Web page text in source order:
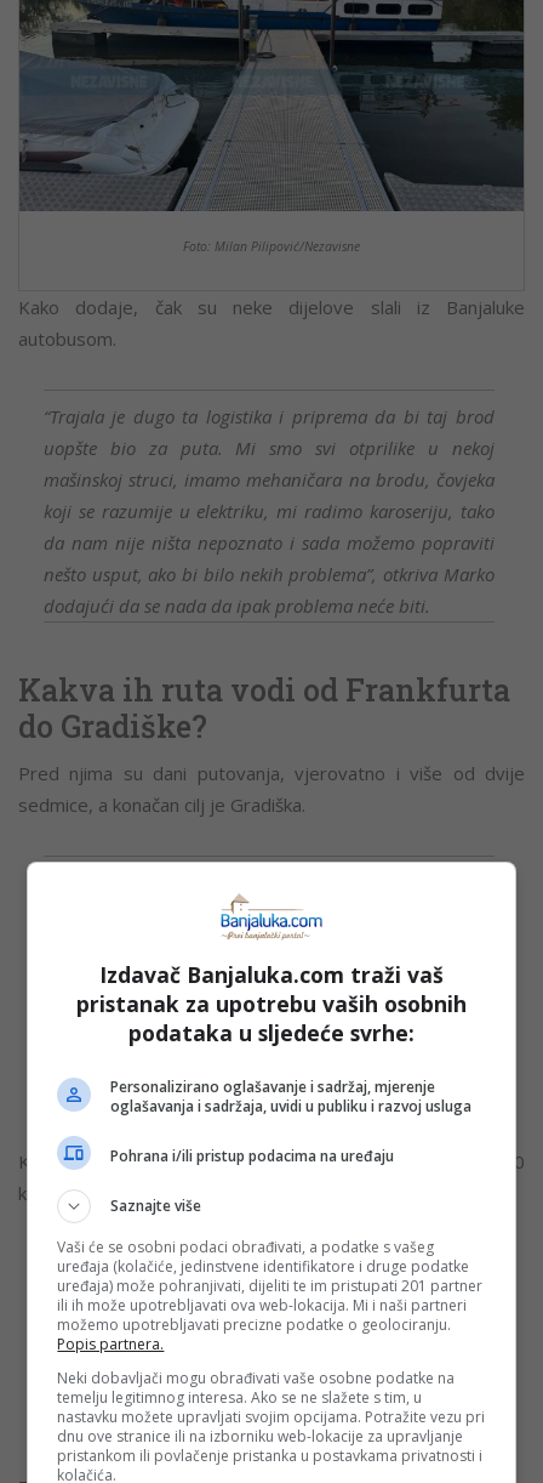
Foto: Milan Pilipović/Nezavisne
Kako dodaje, čak su neke dijelove slali iz Banjaluke
autobusom.
“Trajala je dugo ta logistika i priprema da bi taj brod
uopšte bio za puta. Mi smo svi otprilike u nekoj
mašinskoj struci, imamo mehaničara na brodu, čovjeka
koji se razumije u elektriku, mi radimo karoseriju, tako
da nam nije ništa nepoznato i sada možemo popraviti
nešto usput, ako bi bilo nekih problema”, otkriva Marko
dodajući da se nada da ipak problema neće biti.
Kakva ih ruta vodi od Frankfurta
do Gradiške?
Pred njima su dani putovanja, vjerovatno i više od dvije
sedmice, a konačan cilj je Gradiška.
ulazimo u kanal koji vodi prema Dunavu. On je dug 170
kilometara. I onda je sav put niz vodu Dunavom do
Beograda. I onda idemo Savom uzvodno 450 kilometara
do Gradiške. Ako sve bude u redu sa ovom starom
mašinerijom što smo kupili, mislim da bi trebalo da to
“Nezavisne novine”.
Kako objašnjava, prva četiri dana voze uzvodno 400
kilometara.
“Prešli smo 34 prevodnice za prva četiri dana. One su
nam oduzimale neko vrijeme, ali to je baš lijepo
iskustvo. Prva prevodnica u Ofenbahu nam je unijela
ogromno iskustvo sa svim ovim, ali, eto, ide nam dobro”,
iskreno priča on.
Izdavač Banjaluka.com traži vaš
pristanak za upotrebu vaših osobnih
podataka u sljedeće svrhe:
Personalizirano oglašavanje i sadržaj, mjerenje
oglašavanja i sadržaja, uvidi u publiku i razvoj usluga
Pohrana i/ili pristup podacima na uređaju
Saznajte više
Vaši će se osobni podaci obrađivati, a podatke s vašeg
uređaja (kolačiće, jedinstvene identifikatore i druge podatke
uređaja) može pohranjivati, dijeliti te im pristupati 201 partner
ili ih može upotrebljavati ova web-lokacija. Mi i naši partneri
možemo upotrebljavati precizne podatke o geolociranju.
Popis partnera.
Neki dobavljači mogu obrađivati vaše osobne podatke na
temelju legitimnog interesa. Ako se ne slažete s tim, u
nastavku možete upravljati svojim opcijama. Potražite vezu pri
dnu ove stranice ili na izborniku web-lokacije za upravljanje
pristankom ili povlačenje pristanka u postavkama privatnosti i
kolačića.